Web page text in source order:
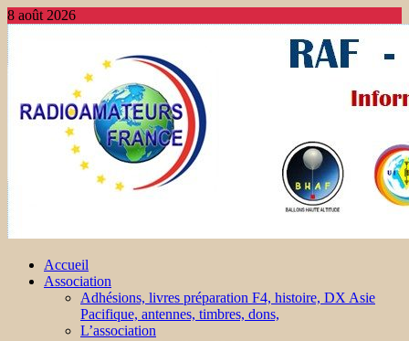
8 août 2026
Accueil
Association
Adhésions, livres préparation F4, histoire, DX Asie
Pacifique, antennes, timbres, dons,
L’association